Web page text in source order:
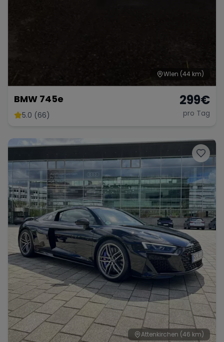
WIen (44 km)
BMW 745e
5.0 (66)
299€
pro Tag
Attenkirchen (46 km)